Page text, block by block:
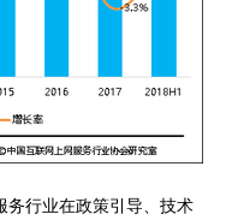
务行业在政策引导、技术